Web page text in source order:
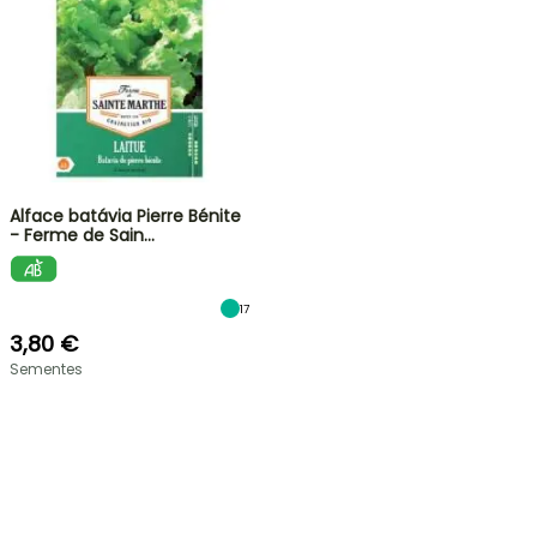
Alface batávia Pierre Bénite
- Ferme de Sain…
17
3,80 €
Sementes